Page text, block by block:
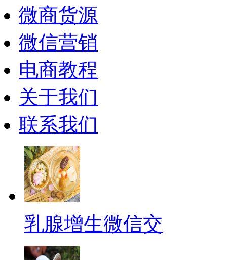
微商货源
微信营销
电商教程
关于我们
联系我们
乳腺增生微信交